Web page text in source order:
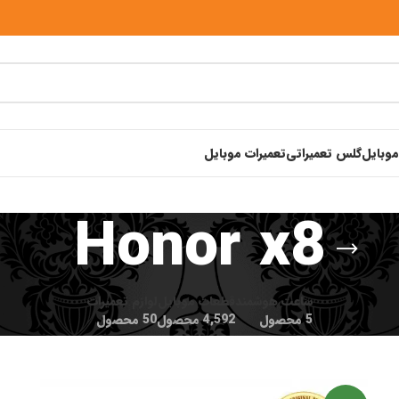
گلس تعمیراتیتعمیرات موبایل
Honor x8
ساعت هوشمند
5 محصول
قطعات موبایل
4,592 محصول
لوازم تعمیرات
50 محصول